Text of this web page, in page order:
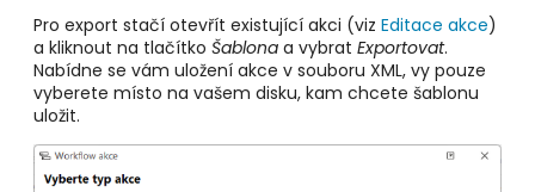
Pro export stačí otevřít existující akci (viz Editace akce)
a kliknout na tlačítko Šablona a vybrat Exportovat.
Nabídne se vám uložení akce v souboru XML, vy pouze
vyberete místo na vašem disku, kam chcete šablonu
uložit.